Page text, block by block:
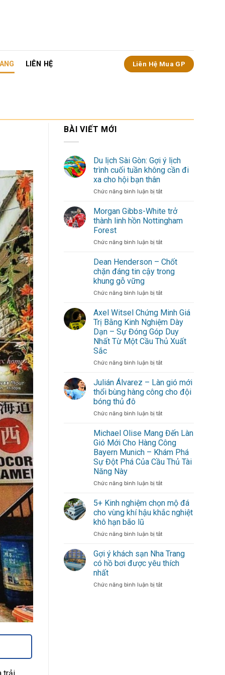
LIÊN HỆ Liên Hệ Mua GP
BÀI VIẾT MỚI
Du lịch Sài Gòn: Gợi ý lịch
trình cuối tuần không cần đi
xa cho hội bạn thân
Chức năng bình luận bị tắtở
lịch
Sài
Gòn:
ý
trình
tuần
cần
xa
cho
hội
bạn
thân
Morgan Gibbs-White trở
thành linh hồn Nottingham
Forest
Chức năng bình luận bị tắtở
Gibbs-
White
trở
linh
Nottingham
Forest
Dean Henderson – Chốt
chặn đáng tin cậy trong
khung gỗ vững
Chức năng bình luận bị tắtở
Henderson
Chốt
chặn
đáng
cậy
gỗ
vững
Axel Witsel Chứng Minh Giá
Trị Bằng Kinh Nghiệm Dày
Dạn – Sự Đóng Góp Duy
Nhất Từ Một Cầu Thủ Xuất
Sắc
Chức năng bình luận bị tắtở
Witsel
Chứng
Minh
Trị
Kinh
Nghiệm
Dày
Dạn
–
Đóng
Nhất
Từ
Cầu
Xuất
Sắc
Julián Álvarez – Làn gió mới
thổi bùng hàng công cho đội
bóng thủ đô
Chức năng bình luận bị tắtở
Álvarez
–
Làn
gió
mới
bùng
cho
đội
thủ
Michael Olise Mang Đến Làn
Gió Mới Cho Hàng Công
Bayern Munich – Khám Phá
Sự Đột Phá Của Cầu Thủ Tài
Năng Này
Chức năng bình luận bị tắtở
Mang
Đến
Gió
Cho
Hàng
Công
Munich
5+ Kinh nghiệm chọn mộ đá
cho vùng khí hậu khắc nghiệt
khô hạn bão lũ
Chức năng bình luận bị tắtở
Kinh
nghiệm
chọn
đá
Gợi ý khách sạn Nha Trang
có hồ bơi được yêu thích
nhất
Chức năng bình luận bị tắtở